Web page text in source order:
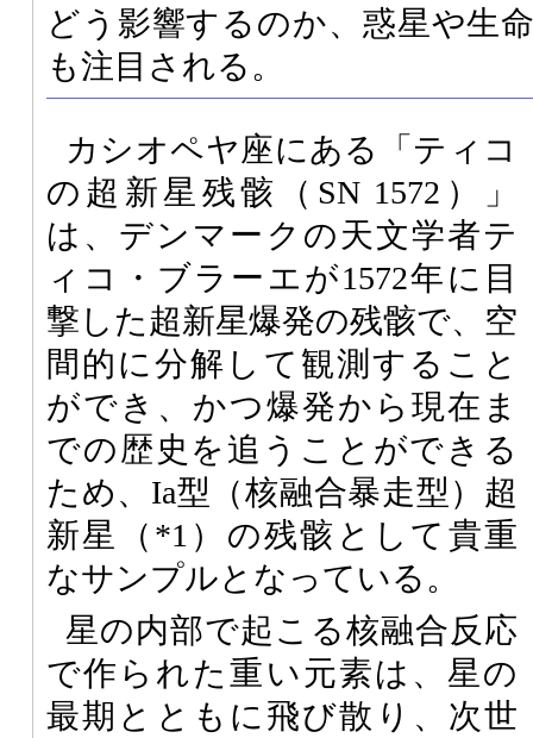
どう影響するのか、惑星や生
も注目される。
カシオペヤ座にある「ティコ
の超新星残骸（SN 1572）」
は、デンマークの天文学者テ
ィコ・ブラーエが1572年に目
撃した超新星爆発の残骸で、空
間的に分解して観測すること
ができ、かつ爆発から現在ま
での歴史を追うことができる
ため、Ia型（核融合暴走型）超
新星（*1）の残骸として貴重
なサンプルとなっている。
星の内部で起こる核融合反応
で作られた重い元素は、星の
最期とともに飛び散り、次世